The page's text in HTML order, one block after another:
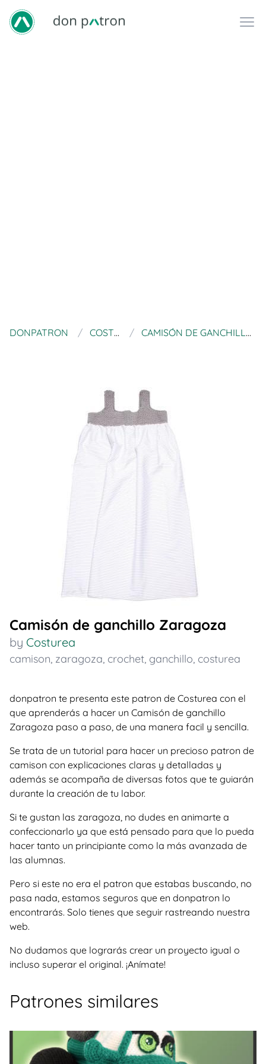
DONPATRON COSTUREA CAMISÓN DE GANCHILLO ZARAGOZA
Camisón de ganchillo Zaragoza
by Costurea
camison, zaragoza, crochet, ganchillo, costurea
donpatron te presenta este patron de Costurea con el
que aprenderás a hacer un Camisón de ganchillo
Zaragoza paso a paso, de una manera facil y sencilla.
Se trata de un tutorial para hacer un precioso patron de
camison con explicaciones claras y detalladas y
además se acompaña de diversas fotos que te guiarán
durante la creación de tu labor.
Si te gustan las zaragoza, no dudes en animarte a
confeccionarlo ya que está pensado para que lo pueda
hacer tanto un principiante como la más avanzada de
las alumnas.
Pero si este no era el patron que estabas buscando, no
pasa nada, estamos seguros que en donpatron lo
encontrarás. Solo tienes que seguir rastreando nuestra
web.
No dudamos que lograrás crear un proyecto igual o
incluso superar el original. ¡Anímate!
Patrones similares